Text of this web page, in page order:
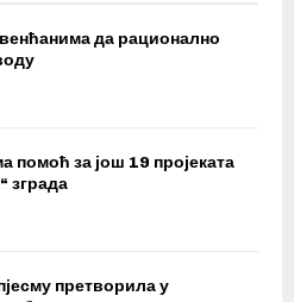
да рационално
помоћ за још 19 пројеката
зграда
претворила у